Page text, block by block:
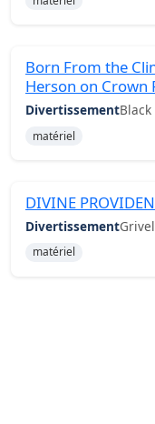
Born From the
Herson on Crown
Divertissement
matériel
DIVINE
DivertissementGrivel
matériel